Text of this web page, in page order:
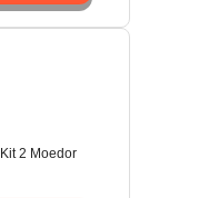
Kit 2 Moedor